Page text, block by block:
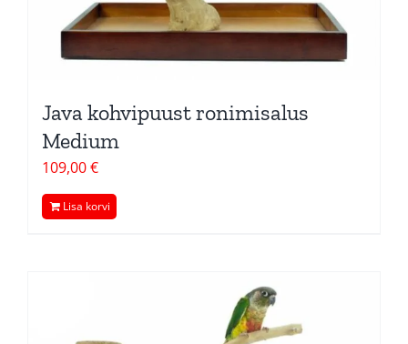
Java kohvipuust ronimisalus
Medium
109,00€
Lisa korvi